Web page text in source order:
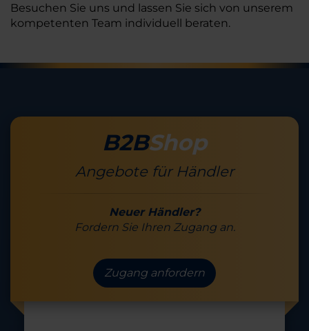
Besuchen Sie uns und lassen Sie sich von unserem
kompetenten Team individuell beraten.
B2BShop
Angebote für Händler
Neuer Händler?
Fordern Sie Ihren Zugang an.
Zugang anfordern